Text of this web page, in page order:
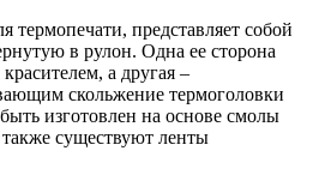
термопечати, представляет собой
в рулон. Одна ее сторона
а другая –
скольжение термоголовки
изготовлен на основе смолы
существуют ленты